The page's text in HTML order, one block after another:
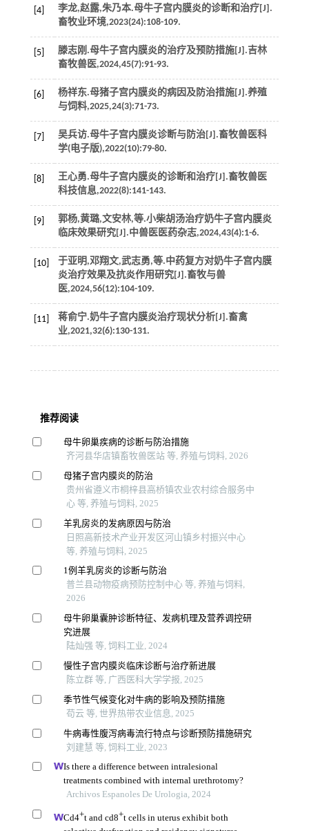
[4]
李龙,赵露,朱乃本.母牛子宫内膜炎的诊断和治疗[J].
畜牧业环境,2023(24):108-109.
[5] 滕志刚.母牛子宫内膜炎的治疗及预防措施[J].吉林
畜牧兽医,2024,45(7):91-93.
[6] 杨祥东.母猪子宫内膜炎的病因及防治措施[J].养殖
与饲料,2025,24(3):71-73.
[7] 吴兵访.母牛子宫内膜炎诊断与防治[J].畜牧兽医科
学(电子版),2022(10):79-80.
[8] 王心勇.母牛子宫内膜炎的诊断和治疗[J].畜牧兽医
科技信息,2022(8):141-143.
[9] 郭杨,黄璐,文安林,等.小柴胡汤治疗奶牛子宫内膜炎
临床效果研究[J].中兽医医药杂志,2024,43(4):1-6.
[10] 于亚明,邓翔文,武志勇,等.中药复方对奶牛子宫内膜
炎治疗效果及抗炎作用研究[J].畜牧与兽
医,2024,56(12):104-109.
[11] 蒋俞宁.奶牛子宫内膜炎治疗现状分析[J].畜禽
业,2021,32(6):130-131.